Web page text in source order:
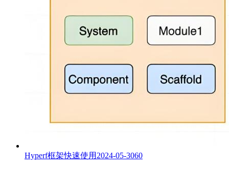
Hyperf框架快速使用 2024-05-3060